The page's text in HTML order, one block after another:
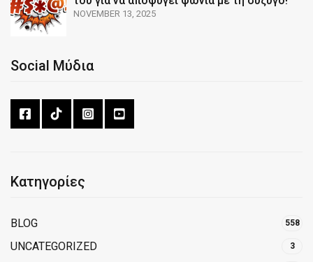
NOVEMBER 13, 2025
Social Μύδια
Κατηγορίες
BLOG 558
UNCATEGORIZED 3